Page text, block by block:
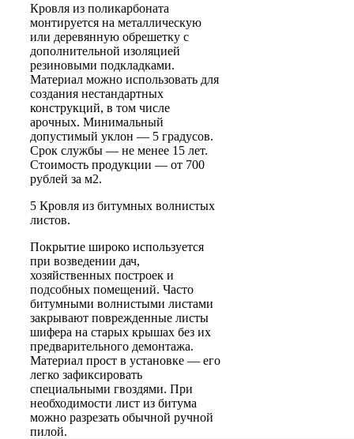
Кровля из поликарбоната
монтируется на металлическую
или деревянную обрешетку с
дополнительной изоляцией
резиновыми подкладками.
Материал можно использовать для
создания нестандартных
конструкций, в том числе
арочных. Минимальный
допустимый уклон — 5 градусов.
Срок службы — не менее 15 лет.
Стоимость продукции — от 700
рублей за м2.
5 Кровля из битумных волнистых
листов.
Покрытие широко используется
при возведении дач,
хозяйственных построек и
подсобных помещений. Часто
битумными волнистыми листами
закрывают поврежденные листы
шифера на старых крышах без их
предварительного демонтажа.
Материал прост в установке — его
легко зафиксировать
специальными гвоздями. При
необходимости лист из битума
можно разрезать обычной ручной
пилой.